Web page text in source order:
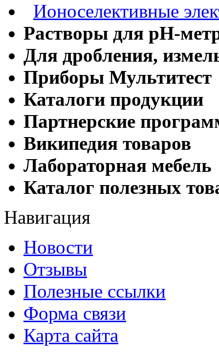
Ионоселективные
Растворы для рН-
Для дробления,
Приборы Мультитест
Каталоги продукции
Партнерские
Википедия товаров
Лабораторная мебель
Каталог полезных
Навигация
Новости
Отзывы
Полезные ссылки
Форма связи
Карта сайта